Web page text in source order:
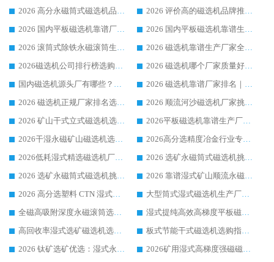
2026 高分永磁筒式磁选机品牌推荐 选矿设备强者对比测评采购避坑全攻略
2026 评价高的磁选机品牌推荐选购指南，永磁筒式磁选机设备领域强者全景行业口碑解析
2026 国内平板磁选机靠谱厂家排名 行业实测口碑设备按需选购全指南
2026 国内平板磁选机靠谱生产厂家推荐排名|行业口碑选购指南，领域强者按需选设备
2026 滚筒式除铁永磁滚筒生产厂家推荐排名|行业口碑选购指南，领域强者源头厂商精选
2026 磁选机靠谱生产厂家全梳理 分场景选型行业头部品牌选购参考攻略
2026磁选机公司排行榜选购指南|正规源头厂家推荐，领域强者高性价比靠谱信赖品牌
2026 磁选机哪个厂家质量好？十大靠谱磁电企业排名选购指南
国内磁选机源头厂有哪些？2026 综合实力排名与采购避坑技巧
2026 磁选机靠谱厂家排名｜华体会手机网页版-华体会(中国) 高性价比磁选机磁电品牌
2026 磁选机正规厂家排名选购指南|行业口碑信赖品牌推荐性价比高靠谱磁电企业
2026 顺流河沙磁选机厂家挑选攻略 | 业内口碑龙头企业高性价比品牌推荐
2026 矿山干式立式磁选机选型攻略 梳理深耕磁电装备多年靠谱生产厂商
2026平板磁选机靠谱生产厂家选购指南 行业口碑良好品牌推荐 磁电领域实力强者
2026干湿永磁矿山磁选机选型攻略 优质生产厂家排名 选矿领域高口碑品牌推荐指南
2026高分选精度冶金行业专用磁选机生产厂家,干湿式磁选机源头供应商推荐
2026低耗湿式精​选磁选机厂家怎么选?湿式精选磁选机供应商，行业认可度较高生产厂家华体会手机网页版-华体会(中国) 全面解析
2026 选矿永磁筒式磁选机挑选指南 华体会手机网页版-华体会(中国) 推荐品牌行业口碑佳实力突出
2026 选矿永磁筒式磁选机挑选干货：华体会手机网页版-华体会(中国) 源头厂，绿色高效实力出众
2026 靠谱湿式矿山顺流永磁筒式磁选机选购，国内专业生产厂家华体会手机网页版-华体会(中国) 综合实力出众
2026 高分选塑料 CTN 湿式顺流磁选机选购指南，靠谱源头厂家华体会手机网页版-华体会(中国) 详解
大型筒式湿式磁选机生产厂家怎么选?华体会手机网页版-华体会(中国) 设备口碑广受行业认可
全磁高吸附深度永磁滚筒选购指南 业内口碑稳定磁电设备生产厂家详细推荐
湿式提纯高效高梯度平板磁选机靠谱设备源头厂商华体会手机网页版-华体会(中国) 综合测评
高回收率湿式选矿磁选机选购指南 业内口碑磁电设备生产厂家实力解析
板式节能干式磁选机选购指南，源头生产厂家华体会手机网页版-华体会(中国) 综合实力可观
2026 钛矿选矿优选：湿式永磁筒式磁选机源头厂家华体会手机网页版-华体会(中国) 综合解析
2026矿用湿式高梯度强磁磁选机选购指南，临朐靠谱磁电生产厂家华体会手机网页版-华体会(中国) 详解